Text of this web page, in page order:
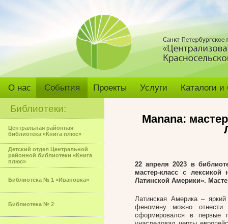
О нас События Проекты Услуги Каталоги
Библиотеки:
Центральная районная
библиотека «Книга плюс»
Детский отдел Центральной
районной библиотеки «Книга
плюс»
Библиотека № 1 «Ивановка»
Библиотека № 2
Manana:
22 апреля 2023 в
мастер-класс с
Латинской Америки».
Латинская Америка –
феномену можно отнести
сформировался в первые